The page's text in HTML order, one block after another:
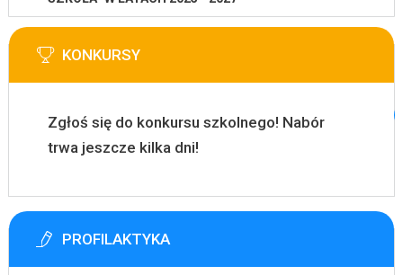
KONKURSY
Zgłoś się do konkursu szkolnego! Nabór
trwa jeszcze kilka dni!
PROFILAKTYKA